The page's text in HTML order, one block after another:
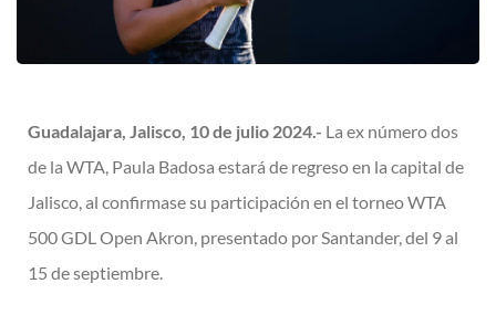
Guadalajara, Jalisco, 10 de julio 2024.- La ex número dos
de la WTA, Paula Badosa estará de regreso en la capital de
Jalisco, al confirmase su participación en el torneo WTA
500 GDL Open Akron, presentado por Santander, del 9 al
15 de septiembre.